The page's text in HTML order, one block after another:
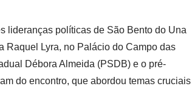
lideranças políticas de São Bento do Una
Raquel Lyra, no Palácio do Campo das
Débora Almeida (PSDB) e o pré-
do encontro, que abordou temas cruciais